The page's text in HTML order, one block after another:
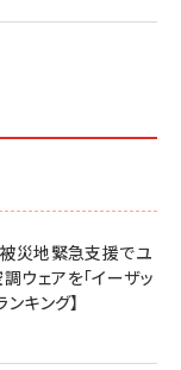
災地緊急支援でユ
ェアを「イーザッ
キング】